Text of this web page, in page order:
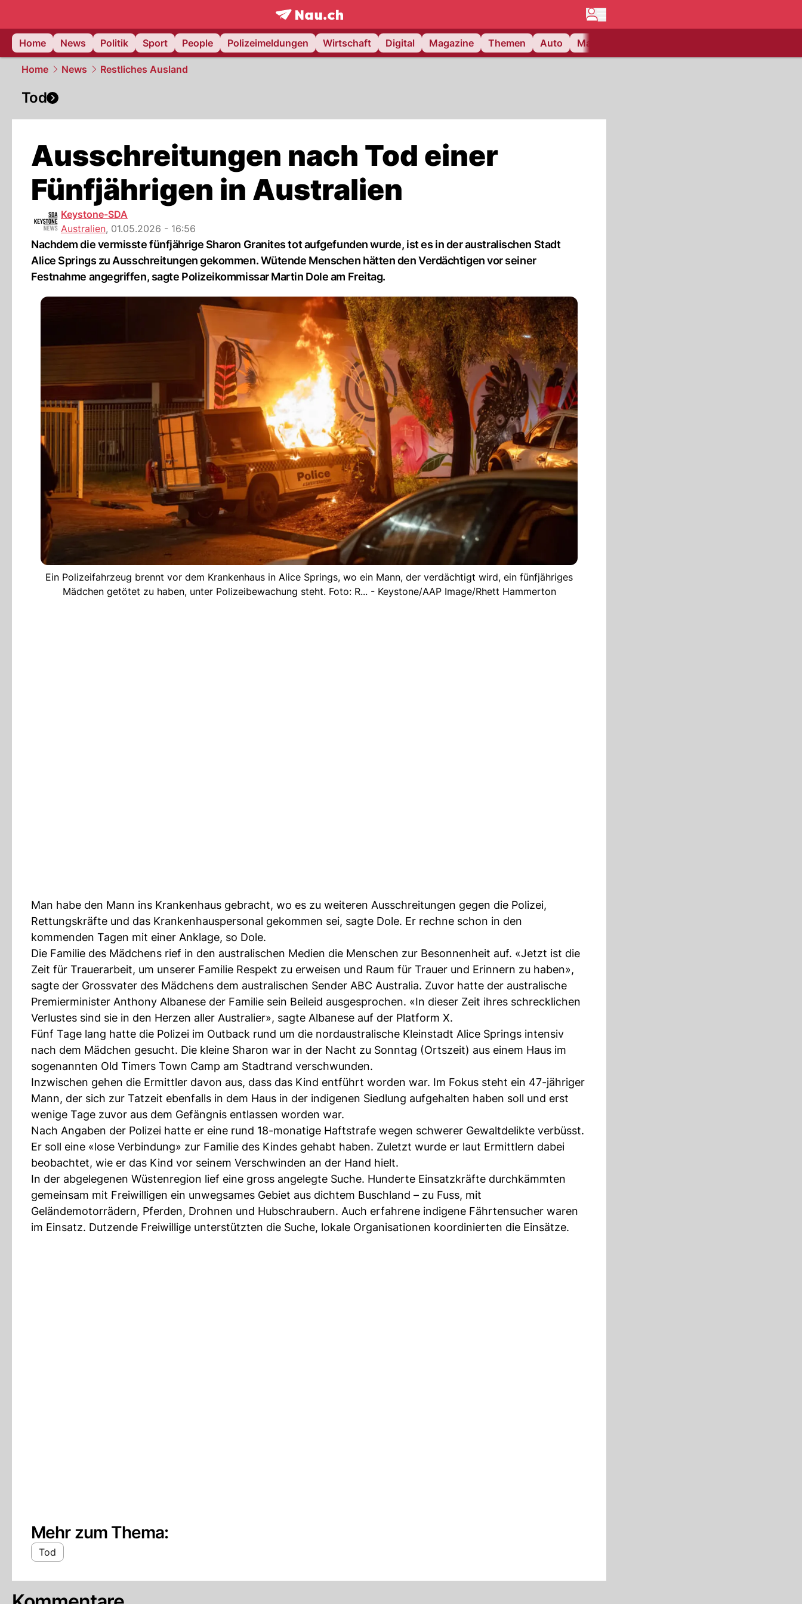
frontpage.NAU.ch
Home
News Politik Sport People Polizeimeldungen Wirtschaft Digital Magazine Themen Auto Matchcenter
Home News Restliches Ausland
Tod
Ausschreitungen nach Tod einer
Fünfjährigen in Australien
Keystone-SDA
Australien, 01.05.2026 - 16:56
Nachdem die vermisste fünfjährige Sharon Granites tot aufgefunden wurde, ist es in der australischen Stadt
Alice Springs zu Ausschreitungen gekommen. Wütende Menschen hätten den Verdächtigen vor seiner
Festnahme angegriffen, sagte Polizeikommissar Martin Dole am Freitag.
Ein Polizeifahrzeug brennt vor dem Krankenhaus in Alice Springs, wo ein Mann, der verdächtigt wird, ein fünfjähriges
Mädchen getötet zu haben, unter Polizeibewachung steht. Foto: R... - Keystone/AAP Image/Rhett Hammerton
Man habe den Mann ins Krankenhaus gebracht, wo es zu weiteren Ausschreitungen gegen die Polizei,
Rettungskräfte und das Krankenhauspersonal gekommen sei, sagte Dole. Er rechne schon in den
kommenden Tagen mit einer Anklage, so Dole.
Die Familie des Mädchens rief in den australischen Medien die Menschen zur Besonnenheit auf. «Jetzt ist die
Zeit für Trauerarbeit, um unserer Familie Respekt zu erweisen und Raum für Trauer und Erinnern zu haben»,
sagte der Grossvater des Mädchens dem australischen Sender ABC Australia. Zuvor hatte der australische
Premierminister Anthony Albanese der Familie sein Beileid ausgesprochen. «In dieser Zeit ihres schrecklichen
Verlustes sind sie in den Herzen aller Australier», sagte Albanese auf der Platform X.
Fünf Tage lang hatte die Polizei im Outback rund um die nordaustralische Kleinstadt Alice Springs intensiv
nach dem Mädchen gesucht. Die kleine Sharon war in der Nacht zu Sonntag (Ortszeit) aus einem Haus im
sogenannten Old Timers Town Camp am Stadtrand verschwunden.
Inzwischen gehen die Ermittler davon aus, dass das Kind entführt worden war. Im Fokus steht ein 47-jähriger
Mann, der sich zur Tatzeit ebenfalls in dem Haus in der indigenen Siedlung aufgehalten haben soll und erst
wenige Tage zuvor aus dem Gefängnis entlassen worden war.
Nach Angaben der Polizei hatte er eine rund 18-monatige Haftstrafe wegen schwerer Gewaltdelikte verbüsst.
Er soll eine «lose Verbindung» zur Familie des Kindes gehabt haben. Zuletzt wurde er laut Ermittlern dabei
beobachtet, wie er das Kind vor seinem Verschwinden an der Hand hielt.
In der abgelegenen Wüstenregion lief eine gross angelegte Suche. Hunderte Einsatzkräfte durchkämmten
gemeinsam mit Freiwilligen ein unwegsames Gebiet aus dichtem Buschland – zu Fuss, mit
Geländemotorrädern, Pferden, Drohnen und Hubschraubern. Auch erfahrene indigene Fährtensucher waren
im Einsatz. Dutzende Freiwillige unterstützten die Suche, lokale Organisationen koordinierten die Einsätze.
Mehr zum Thema:
Tod